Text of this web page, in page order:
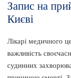
Запис на
Києві
Лікарі медичного
важливість
судинних